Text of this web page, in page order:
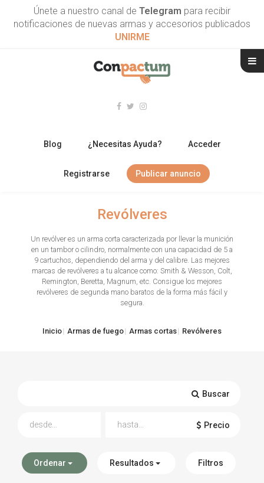
Únete a nuestro canal de Telegram para recibir
notificaciones de nuevas armas y accesorios publicados
UNIRME
Blog ¿Necesitas Ayuda? Acceder
Registrarse Publicar anuncio
ARMAS CORTAS
TIRO Y COMPETICIÓN
OTRAS ARMAS
Revólveres
Un revólver es un arma corta caracterizada por llevar la munición
en un tambor o cilindro, normalmente con una capacidad de 5 a
9 cartuchos, dependiendo del arma y del calibre. Las mejores
marcas de revólveres a tu alcance como: Smith & Wesson, Colt,
Remington, Beretta, Magnum, etc. Consigue los mejores
revólveres de segunda mano baratos de la forma más fácil y
segura.
Inicio Armas de fuego Armas cortas Revólveres
Buscar
Precio
Ordenar Resultados Filtros